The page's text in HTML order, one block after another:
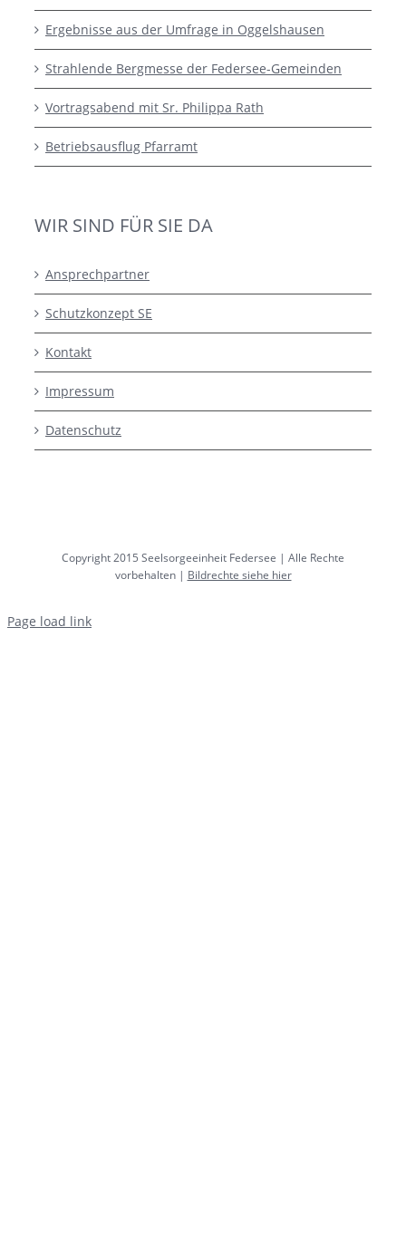
Ergebnisse aus der Umfrage in Oggelshausen
Strahlende Bergmesse der Federsee-Gemeinden
Vortragsabend mit Sr. Philippa Rath
Betriebsausflug Pfarramt
WIR SIND FÜR SIE DA
Ansprechpartner
Schutzkonzept SE
Kontakt
Impressum
Datenschutz
Copyright 2015 Seelsorgeeinheit Federsee | Alle Rechte
vorbehalten | Bildrechte siehe hier
Page load link